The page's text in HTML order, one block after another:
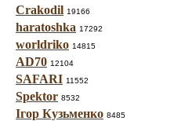
Crakodil 19166
haratoshka 17292
worldriko 14815
AD70 12104
SAFARI 11552
Spektor 8532
Ігор Кузьменко 8485